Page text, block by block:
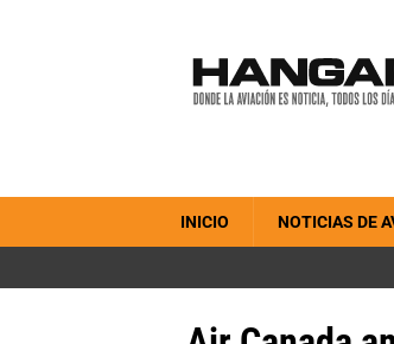
INICIO NOTICIAS DE